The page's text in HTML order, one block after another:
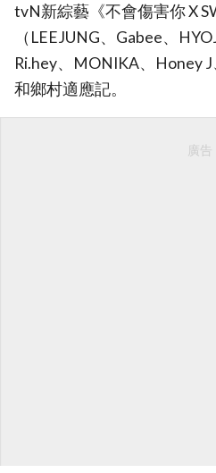
tvN新綜藝《不會傷害你 X
（LEEJUNG、Gabee、
Ri.hey、MONIKA、Honey
和鄉村適應記。
廣告